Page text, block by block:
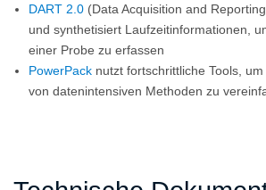
DART 2.0 (Data Acquisition and
und synthetisiert Laufzeitinformationen,
einer Probe zu erfassen
PowerPack nutzt fortschrittliche Tools,
von datenintensiven Methoden zu